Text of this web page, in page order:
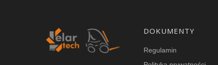
Linki w stopce
DOKUMENTY
Regulamin